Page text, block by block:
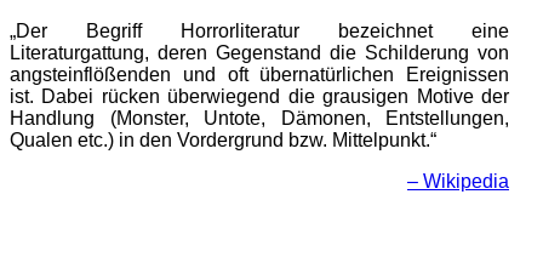
„Der Begriff Horrorliteratur bezeichnet eine
Literaturgattung, deren Gegenstand die Schilderung von
angsteinflößenden und oft übernatürlichen Ereignissen
ist. Dabei rücken überwiegend die grausigen Motive der
Handlung (Monster, Untote, Dämonen, Entstellungen,
Qualen etc.) in den Vordergrund bzw. Mittelpunkt.“
– Wikipedia